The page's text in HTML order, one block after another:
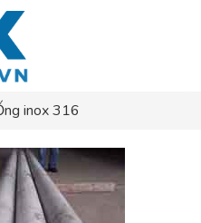
inox 316